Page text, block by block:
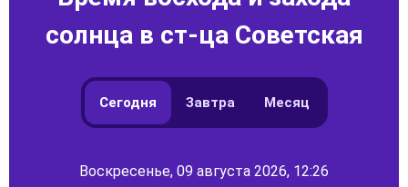
солнца в ст-ца Советская
Сегодня Завтра Месяц
Воскресенье, 09 августа 2026, 12:26